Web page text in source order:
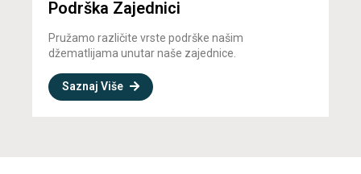
Podrška Zajednici
Pružamo različite vrste podrške našim
džematlijama unutar naše zajednice.
Saznaj Više